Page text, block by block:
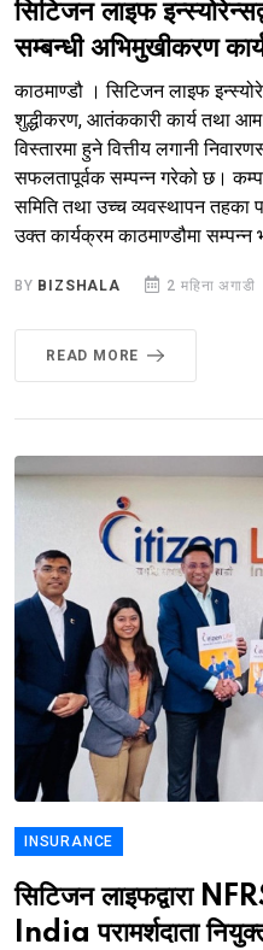
सिटिजन लाइफ
सम्बन्धी अभिमुखीकरण
काठमाण्डौ । सिटिजन लाइफ
शुद्धीकरण, आतंककारी कार्य तथा आम
विस्तारमा हुने वित्तीय लगानी
सफलतापूर्वक सम्पन्न गरेको छ।
समिति तथा उच्च व्यवस्थापन तहका
उक्त कार्यक्रम काठमाण्डौमा सम्पन्न
BY BIZSHALA 2 महिना अगाडी
READ MORE
INSURANCE
सिटिजन लाइफद्वारा
India परामर्शदाता